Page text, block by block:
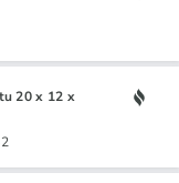
20 x 12 x